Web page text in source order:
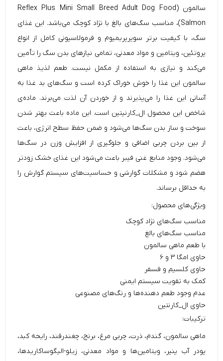
سالمون (
Reflex Plus Mini Small Breed Adult Dog Food
Salmon)، مناسب سگ‌های
بالغ با نژاد کوچک می‌باشد. این غذای
سگ، با کیفیت برتر سوپرپریمیوم و فرمولاسیونی کامل از انواع
پروتئین، ویتامین و مواد معدنی، تمامی نیازهای بدن سگ را تأمین
می‌کند و نیازی به استفاده از مکمل نیست. طعم لذیذ ماهی
سالمون این غذا را خوش خوراک کرده است و سگ‌های بد غذا به‌
آسانی این غذا را می‌پذیرند و از خوردن آن لذت می‌برند. ماده‌ی
شاخص این محصول ال_کارنیتین است. این ماده باعث بهتر شدن
سوخت‌ و ساز بدن سگ‌ها می‌شود و ضمن حفظ سطح انرژی، باعث
از بین بردن چربی اضافی و جلوگیری از افزایش وزن در سگ‌ها
می‌شود. وجود منابع غنی فیبر باعث می‌شود این غذای خشک زودتر
هضم شود و مشکلات گوارشی و حساسیت‌های سیستم گوارش را
به حداقل برساند.
ویژگی‌های محصول:
مناسب سگ‌های نژاد کوچک
مناسب سگ‌های بالغ
با طعم ماهی سالمون
حاوی امگا ۳ و ۶
حاوی کلسیم و فسفر
کمک به تقویت سیستم ایمنی
عدم وجود طعم دهنده‌ها و رنگ‌های مصنوعی
حاوی ال_کارنتین
ترکیبات:
ماهی سالمون، گندم، ذرت، چربی مرغ، برنج، چغندرقند، رایحه کبد،
پودر آب پنیر، ویتامین‌ها و مواد معدنی، زیلو-الیگوساکاریدها،